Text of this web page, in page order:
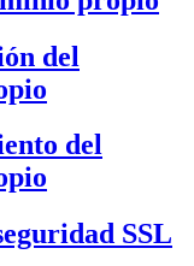
del
del
SSL